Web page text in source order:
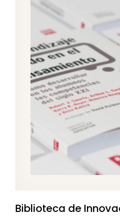
Biblioteca de